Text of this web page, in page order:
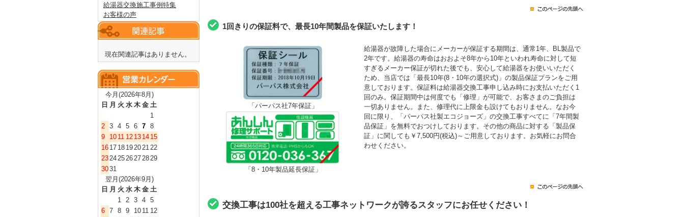
1回きりの保証料で、最長10年間製品を保証いたします！
「パーパス社7年保証」
「8・10年製品延長保証」
給湯器が故障した場合にメーカーが保証する期間は、通常1年、BL製品で
2年です。給湯器の寿命はおおよそ8年から10年といわれ寿命に対して短
すぎるメーカー保証が切れた後でも、安心して給湯器をお使いいただく
ため、当店では「最長10年(8・10年の選択式)」の製品保証プランをご用
意しております。保証料は給湯器交換工事申し込み時にお支払いただく1
回のみ。保証期間中は何度でも「修理」が可能で、お客さまのご負担は
一切ありません。また、修理代に上限金も設けてもおりません。なお今
回に限り、「パーパス社製エコジョーズ」の交換工事すべてに「7年間製
品保証」を無料でおつけしております。その他の商品に対する「製品保
証」に関しても￥7,500円(税込)～ご用意しております。お気軽にお問合
わせください。
交換工事は100社を超える工事ネットワークが誇るスタッフにお任せください！
給湯器交換施工事例特集
お客様の声
現在関連記事はありません。
今月(2026年8月)
日 月 火 水 木 金 土
1
2 3 4 5 6 7 8
9
10 11 12 13 14 15
16 17 18 19202122
23242526272829
3031
翌月(2026年9月)
日 月 火 水 木 金 土
1 2 3 4 5
6 7 8 9 10 11 12